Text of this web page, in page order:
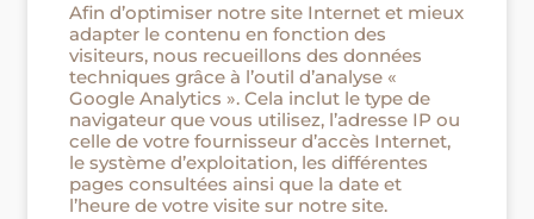
Afin d’optimiser notre site Internet et mieux
adapter le contenu en fonction des
visiteurs, nous recueillons des données
techniques grâce à l’outil d’analyse «
Google Analytics ». Cela inclut le type de
navigateur que vous utilisez, l’adresse IP ou
celle de votre fournisseur d’accès Internet,
le système d’exploitation, les différentes
pages consultées ainsi que la date et
l’heure de votre visite sur notre site.